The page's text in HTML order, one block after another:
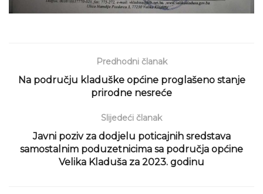
Predhodni članak
Na području kladuške općine proglašeno stanje
prirodne nesreće
Slijedeći članak
Javni poziv za dodjelu poticajnih sredstava
samostalnim poduzetnicima sa područja općine
Velika Kladuša za 2023. godinu